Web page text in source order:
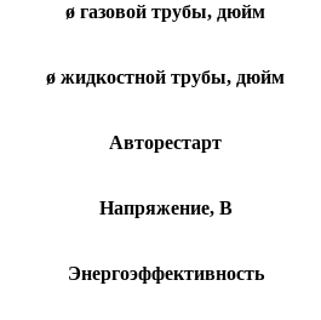
ø газовой трубы, дюйм
ø жидкостной трубы, дюйм
Авторестарт
Напряжение, В
Энергоэффективность